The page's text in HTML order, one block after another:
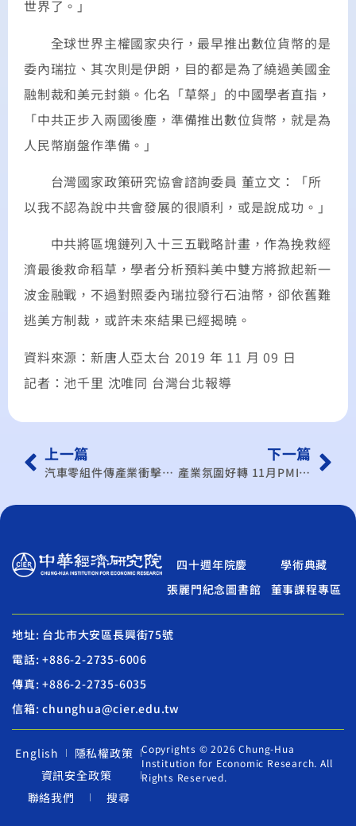
世界了。」
全球世界主權國家央行，最早推出數位貨幣的是
委內瑞拉、其次則是伊朗，目的都是為了繞過美國金
融制裁和美元封鎖。化名「草祭」的中國學者直指，
「中共正步入兩國後塵，準備推出數位貨幣，就是為
人民幣崩盤作準備。」
台灣國家政策研究協會諮詢委員 董立文：「所
以我不認為說中共會發展的很順利，或是說成功。」
中共將區塊鏈列入十三五戰略計畫，作為挽救經
濟最後救命稻草，學者分析預料美中雙方將掀起新一
波金融戰，不過對照委內瑞拉發行石油幣，卻依舊難
逃美方制裁，或許未來結果已經揭曉。
資料來源：新唐人亞太台 2019 年 11 月 09 日
記者：池千里 沈唯同 台灣台北報導
上一篇
汽車零組件傳產業衝擊大 不加入RCEP 7成不影響 學者打臉經長
下一篇
產業氛圍好轉 11月PMI、NMI 可望續揚
四十週年院慶
學術典藏
張麗門紀念圖書館
董事課程專區
地址: 台北市大安區長興街75號
電話: +886-2-2735-6006
傳真: +886-2-2735-6035
信箱: chunghua@cier.edu.tw
English
隱私權政策
資訊安全政策
聯絡我們
搜尋
Copyrights © 2026 Chung-Hua
Institution for Economic Research. All
Rights Reserved.